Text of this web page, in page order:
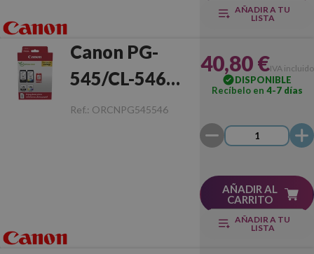
AÑADIR A TU
LISTA
Canon PG-
545/CL-546
Original
Ref.: ORCNPG545546
40,80 €IVA incluido
DISPONIBLE
Recíbelo en 4-7 días
AÑADIR AL
CARRITO
AÑADIR A TU
LISTA